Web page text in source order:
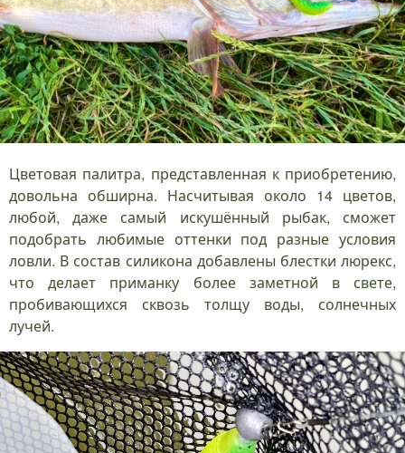
Цветовая палитра, представленная к приобретению,
довольна обширна. Насчитывая около 14 цветов,
любой, даже самый искушённый рыбак, сможет
подобрать любимые оттенки под разные условия
ловли. В состав силикона добавлены блестки люрекс,
что делает приманку более заметной в свете,
пробивающихся сквозь толщу воды, солнечных
лучей.